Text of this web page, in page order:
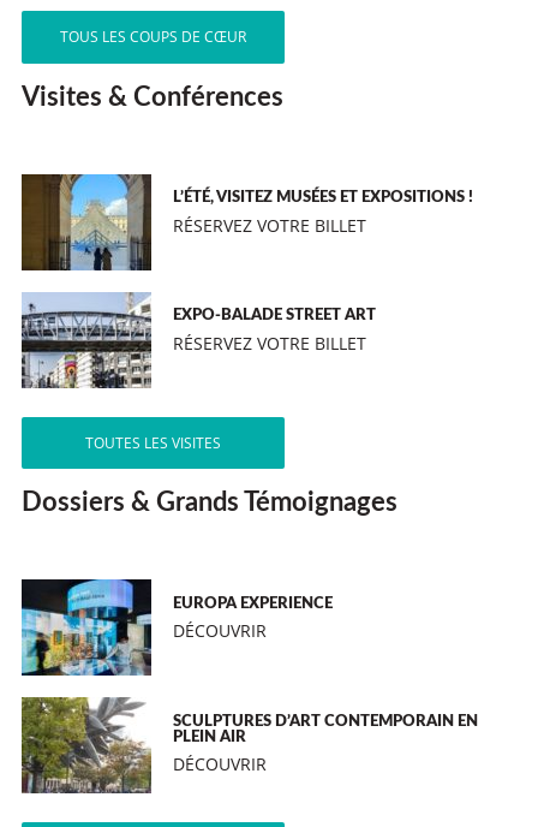
TOUS LES COUPS DE CŒUR
Visites & Conférences
L’ÉTÉ, VISITEZ MUSÉES ET EXPOSITIONS !
RÉSERVEZ VOTRE BILLET
EXPO-BALADE STREET ART
RÉSERVEZ VOTRE BILLET
TOUTES LES VISITES
Dossiers & Grands Témoignages
EUROPA EXPERIENCE
DÉCOUVRIR
SCULPTURES D’ART CONTEMPORAIN EN
PLEIN AIR
DÉCOUVRIR